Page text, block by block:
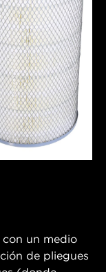
un medio
de pliegues